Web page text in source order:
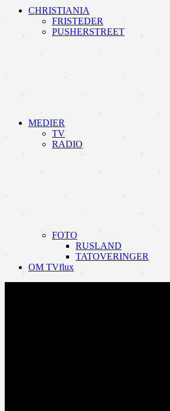
CHRISTIANIA
FRISTEDER
PUSHERSTREET
MEDIER
TV
RADIO
FOTO
RUSLAND
TATOVERINGER
OM TVflux